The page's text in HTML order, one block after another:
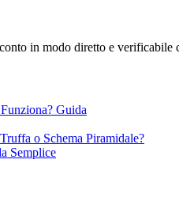
in modo diretto e verificabile
Guida
o Schema Piramidale?
Semplice